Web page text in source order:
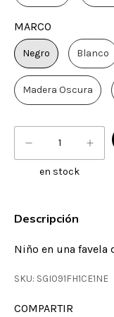
MARCO
Negro Blanco
Madera Oscura
en stock
Descripción
Niño en una favela
SKU: SGI091FH1CE1NE
COMPARTIR